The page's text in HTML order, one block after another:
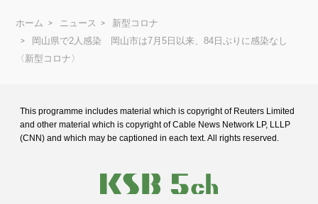
ホーム ニュース
新型コロナ
岡山県で2人感染 岡山市は7月5日以来、84日ぶりに感染なし
〈新型コロナ〉
This programme includes material which is copyright of Reuters Limited
and other material which is copyright of Cable News Network LP, LLLP
(CNN) and which may be captioned in each text. All rights reserved.